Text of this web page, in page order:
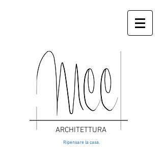
ARCHITETTURA
Ripensare la casa.